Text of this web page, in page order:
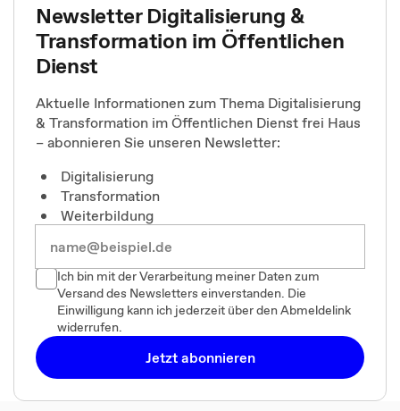
Newsletter Digitalisierung &
Transformation im Öffentlichen
Dienst
Aktuelle Informationen zum Thema Digitalisierung
& Transformation im Öffentlichen Dienst frei Haus
– abonnieren Sie unseren Newsletter:
Digitalisierung
Transformation
Weiterbildung
Ich bin mit der Verarbeitung meiner Daten zum
Versand des Newsletters einverstanden. Die
Einwilligung kann ich jederzeit über den Abmeldelink
widerrufen.
Jetzt abonnieren